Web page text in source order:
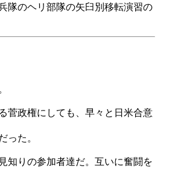
隊のヘリ部隊の矢臼別移転演習の
菅政権にしても、早々と日米合意
った。
知りの参加者達だ。互いに奮闘を